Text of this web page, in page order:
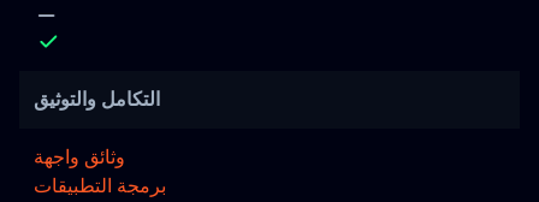
التكامل والتوثيق
وثائق واجهة
برمجة التطبيقات